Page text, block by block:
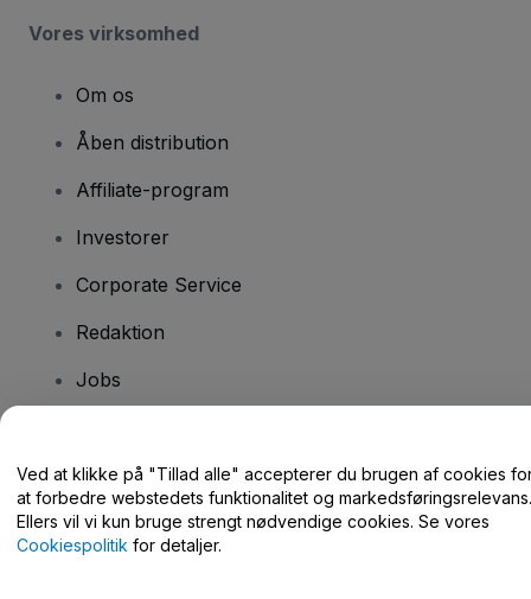
Vores virksomhed
Om os
Åben distribution
Affiliate-program
Investorer
Corporate Service
Redaktion
Jobs
Har du spørgsmål?
Hjælpecenter / Kontakt os
Ved at klikke på "Tillad alle" accepterer du brugen af cookies
at forbedre webstedets funktionalitet og markedsføringsrelevans.
Ellers vil vi kun bruge strengt nødvendige cookies. Se vores
Cookiespolitik for detaljer.